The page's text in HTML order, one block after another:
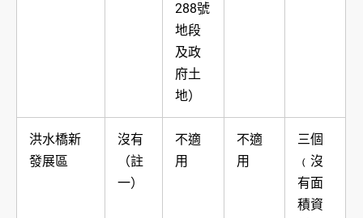
288號
地段
及政
府土
地）
洪水橋新
發展區
沒有
（註
一）
不適
用
不適
用
三個
﹙沒
有面
積資